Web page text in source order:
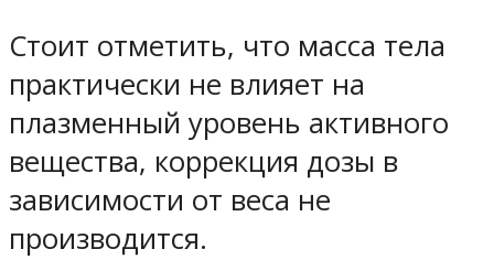
Стоит отметить, что масса тела
практически не влияет на
плазменный уровень активного
вещества, коррекция дозы в
зависимости от веса не
производится.